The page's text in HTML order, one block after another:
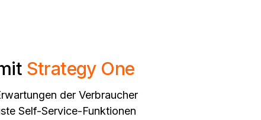
Strategy One
der Verbraucher
Self-Service-Funktionen